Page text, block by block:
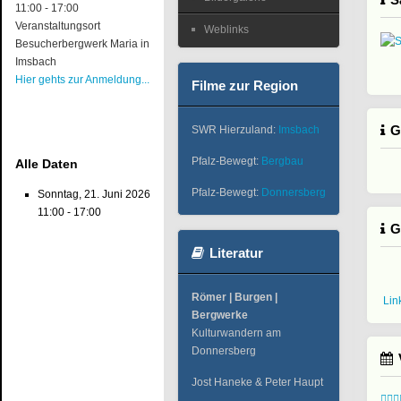
11:00 - 17:00
Veranstaltungsort
Besucherbergwerk Maria in
Imsbach
Hier gehts zur Anmeldung...
Alle Daten
Sonntag, 21. Juni 2026
11:00 - 17:00
Weblinks
Filme zur Region
SWR Hierzuland: Imsbach
Pfalz-Bewegt: Bergbau
Pfalz-Bewegt: Donnersberg
Literatur
Römer | Burgen |
Bergwerke
Kulturwandern am
Donnersberg
Jost Haneke & Peter Haupt